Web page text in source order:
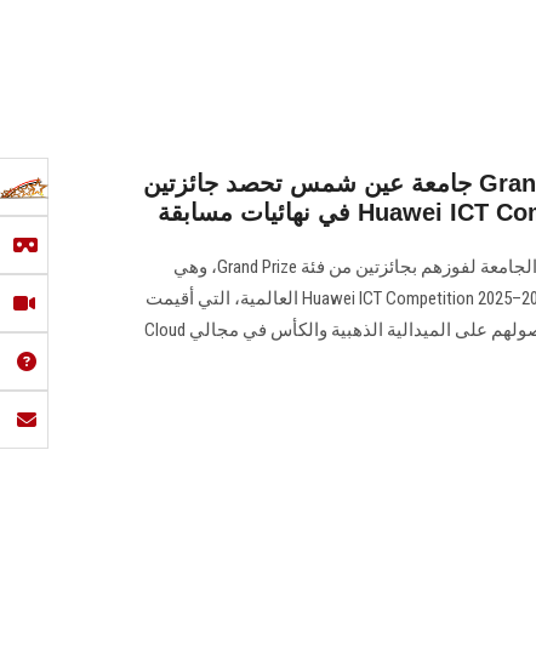
جامعة عين شمس تحصد جائزتين Grand Prize والميدالية الذهبية
هنأ رئيس جامعة عين شمس، طلاب الجامعة لفوزهم بجائزتين من فئة Grand Prize، وهي
أعلى الجوائز في نهائيات مسابقة Huawei ICT Competition 2025–2026 العالمية، التي أقيمت
بمدينة شينزن الصينية، إلى جانب حصولهم على الميدالية الذهبية والكأس في مجالي Cloud